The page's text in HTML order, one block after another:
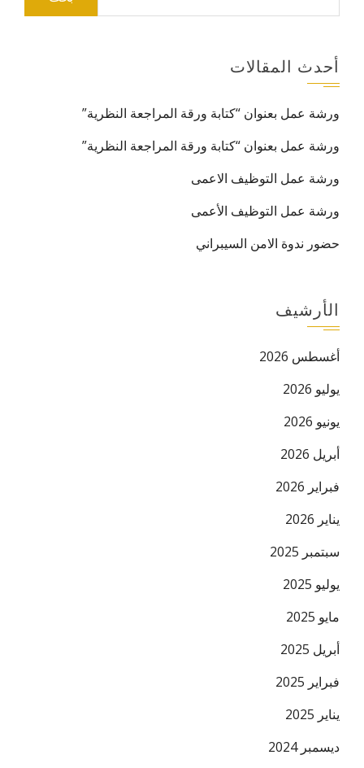
أحدث المقالات
ورشة عمل بعنوان “كتابة ورقة المراجعة النظرية”
ورشة عمل بعنوان “كتابة ورقة المراجعة النظرية”
ورشة عمل التوظيف الاعمى
ورشة عمل التوظيف الأعمى
حضور ندوة الامن السيبراني
الأرشيف
أغسطس 2026
يوليو 2026
يونيو 2026
أبريل 2026
فبراير 2026
يناير 2026
سبتمبر 2025
يوليو 2025
مايو 2025
أبريل 2025
فبراير 2025
يناير 2025
ديسمبر 2024